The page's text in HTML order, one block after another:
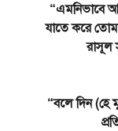
“এমনিভাবে
যাতে করে
রাসূল
“বলে দিন (হে